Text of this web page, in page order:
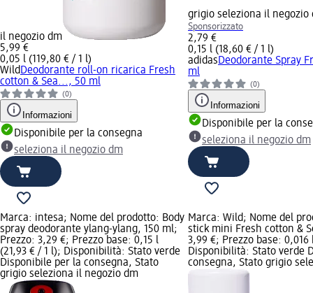
il negozio dm
5,99 €
0,05 l (119,80 € / 1 l)
WildDeodorante roll-on ricarica Fresh
cotton & Sea..., 50 ml
(0)
Informazioni
Disponibile per la consegna
seleziona il negozio dm
grigio seleziona il negozio
Sponsorizzato
2,79 €
0,15 l (18,60 € / 1 l)
adidasDeodorante Spray
ml
(0)
Informazioni
Disponibile per la
seleziona il negozio dm
Marca: intesa; Nome del prodotto: Body
spray deodorante ylang-ylang, 150 ml;
Prezzo: 3,29 €; Prezzo base: 0,15 l
(21,93 € / 1 l); Disponibilità: Stato verde
Disponibile per la consegna, Stato
grigio seleziona il negozio dm
Marca: Wild; Nome del
stick mini Fresh cotton &
3,99 €; Prezzo base: 0,016
Disponibilità: Stato verde
consegna, Stato grigio